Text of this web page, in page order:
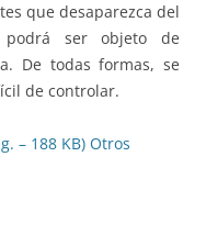
que desaparezca del
podrá ser objeto de
De todas formas, se
de controlar.
– 188 KB) Otros